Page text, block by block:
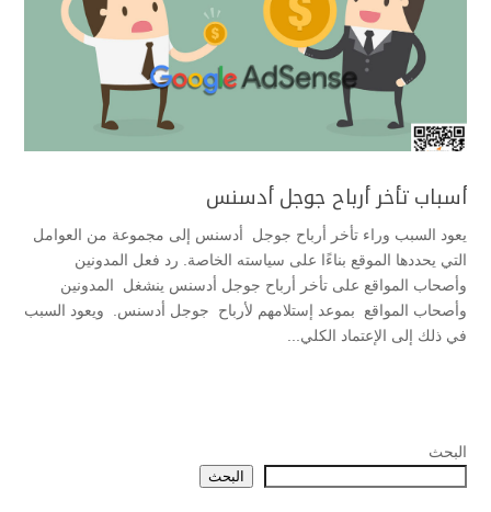
أسباب تأخر أرباح جوجل أدسنس
يعود السبب وراء تأخر أرباح جوجل أدسنس إلى مجموعة من العوامل
التي يحددها الموقع بناءًا على سياسته الخاصة. رد فعل المدونين
وأصحاب المواقع على تأخر أرباح جوجل أدسنس ينشغل المدونين
وأصحاب المواقع بموعد إستلامهم لأرباح جوجل أدسنس. ويعود السبب
في ذلك إلى الإعتماد الكلي...
البحث
البحث